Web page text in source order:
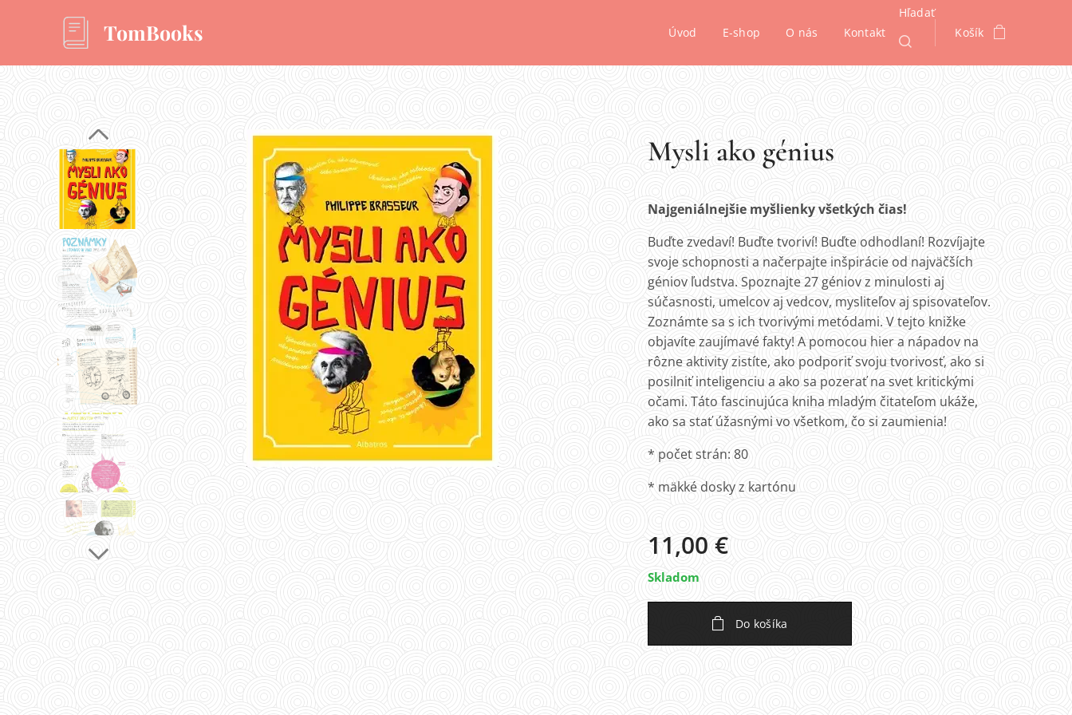
TomBooks Úvod E-shop O nás Kontakt
Hľadať
Košík
Mysli ako génius
Najgeniálnejšie myšlienky všetkých čias!
Buďte zvedaví! Buďte tvoriví! Buďte odhodlaní! Rozvíjajte
svoje schopnosti a načerpajte inšpirácie od najväčších
géniov ľudstva. Spoznajte 27 géniov z minulosti aj
súčasnosti, umelcov aj vedcov, mysliteľov aj spisovateľov.
Zoznámte sa s ich tvorivými metódami. V tejto knižke
objavíte zaujímavé fakty! A pomocou hier a nápadov na
rôzne aktivity zistíte, ako podporiť svoju tvorivosť, ako si
posilniť inteligenciu a ako sa pozerať na svet kritickými
očami. Táto fascinujúca kniha mladým čitateľom ukáže,
ako sa stať úžasnými vo všetkom, čo si zaumienia!
* počet strán: 80
* mäkké dosky z kartónu
11,00 €
Skladom
Do košíka